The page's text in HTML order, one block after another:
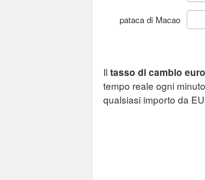
pataca di Macao
Il tasso di cambio
tempo reale ogni
qualsiasi importo da